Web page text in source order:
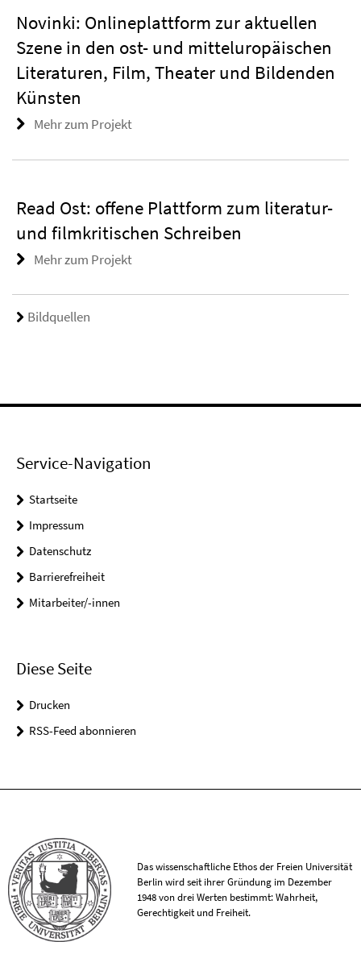
Novinki: Onlineplattform zur aktuellen
Szene in den ost- und mitteluropäischen
Literaturen, Film, Theater und Bildenden
Künsten
Mehr zum Projekt
Read Ost: offene Plattform zum literatur-
und filmkritischen Schreiben
Mehr zum Projekt
Bildquellen
Service-Navigation
Startseite
Impressum
Datenschutz
Barrierefreiheit
Mitarbeiter/-innen
Diese Seite
Drucken
RSS-Feed abonnieren
Das wissenschaftliche Ethos der Freien Universität
Berlin wird seit ihrer Gründung im Dezember
1948 von drei Werten bestimmt: Wahrheit,
Gerechtigkeit und Freiheit.